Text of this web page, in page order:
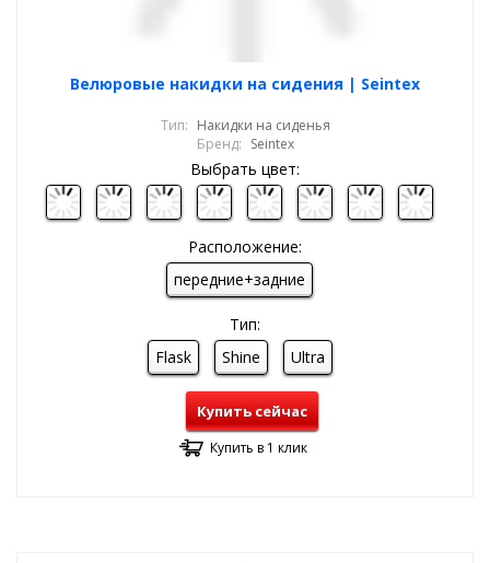
Велюровые накидки на сидения | Seintex
Тип: Накидки на сиденья
Бренд: Seintex
Выбрать цвет:
Расположение:
передние+задние
Тип:
Flask
Shine Ultra
Купить сейчас
Купить в 1 клик